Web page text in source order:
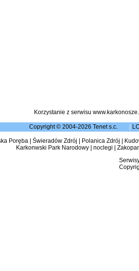
Korzystanie z serwisu
Copyright © 2004-2026 Tenet s.c.
Poręba| Świeradów Zdrój Polanica Zdrój
Karkonwski Park Narodowy| noclegi